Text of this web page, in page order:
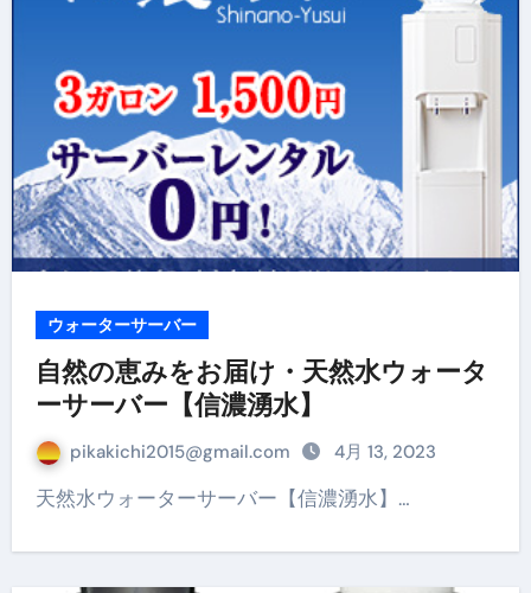
ウォーターサーバー
自然の恵みをお届け・天然水ウォータ
ーサーバー【信濃湧水】
pikakichi2015@gmail.com 4月 13, 2023
天然水ウォーターサーバー【信濃湧水】…